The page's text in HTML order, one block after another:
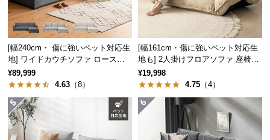
型
品
の
配
送
に
つ
い
て
[幅240cm・ 傷に強いペット対応生
地] ワイドカウチソファ ロースタ
イル
¥89,999
4.63 （8）
[幅161cm・傷に強いペット対応生
地も] 2人掛けフロアソファ 座椅子
タイプ リクライニング
¥19,998
4.75 （4）